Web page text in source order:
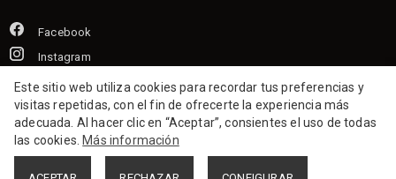
Aviso legal Política de privacidad Política de cookies
Política ambiental y alimentaria
Facebook
Instagram
Este sitio web utiliza cookies para recordar tus preferencias y
visitas repetidas, con el fin de ofrecerte la experiencia más
adecuada. Al hacer clic en “Aceptar”, consientes el uso de todas
las cookies. Más información